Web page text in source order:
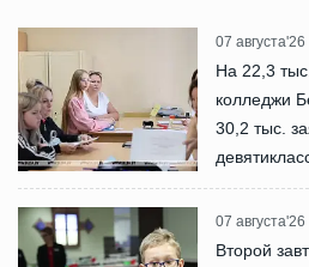
07 августа'26
На 22,3
колледжи
30,2 тыс.
07 августа'26
Второй